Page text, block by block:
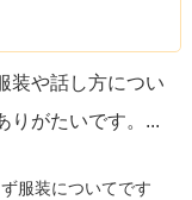
装や話し方につい
がたいです。 ...
ず服装についてです